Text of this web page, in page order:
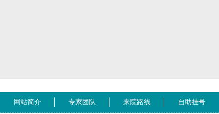
网站简介 专家团队 来院路线 自助挂号